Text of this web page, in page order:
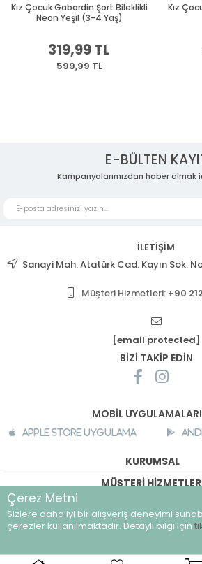
Kız Çocuk Gabardin Şort Bileklikli
Neon Yeşil (3-4 Yaş)
319,99 TL
599,99 TL
Kız
E-BÜLTEN
Kampanyalarımızdan haber almak
İLETİŞİM
Sanayi Mah. Atatürk Cad. Kayın Sok.
Müşteri Hizmetleri: +90
[email protected]
BİZİ TAKİP EDİN
MOBİL
Apple Store Uygulama
KURUMSAL
MÜŞTERİ
©breeze.com.tr - Tüm hakları
Çerez Metni
Sizlere daha iyi bir alışveriş deneyimi
çerezler kullanılmaktadır. Detaylı bilgi için